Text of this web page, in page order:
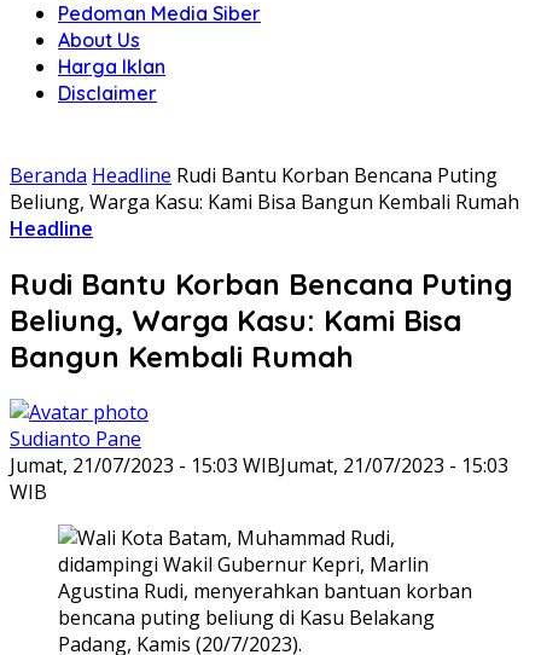
Pedoman Media Siber
About Us
Harga Iklan
Disclaimer
Beranda Headline Rudi Bantu Korban Bencana Puting
Beliung, Warga Kasu: Kami Bisa Bangun Kembali Rumah
Headline
Rudi Bantu Korban Bencana Puting
Beliung, Warga Kasu: Kami Bisa
Bangun Kembali Rumah
Sudianto Pane
Jumat, 21/07/2023 - 15:03 WIBJumat, 21/07/2023 - 15:03
WIB